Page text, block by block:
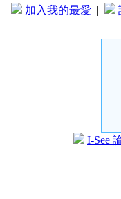
加入我的最愛 |
I-See